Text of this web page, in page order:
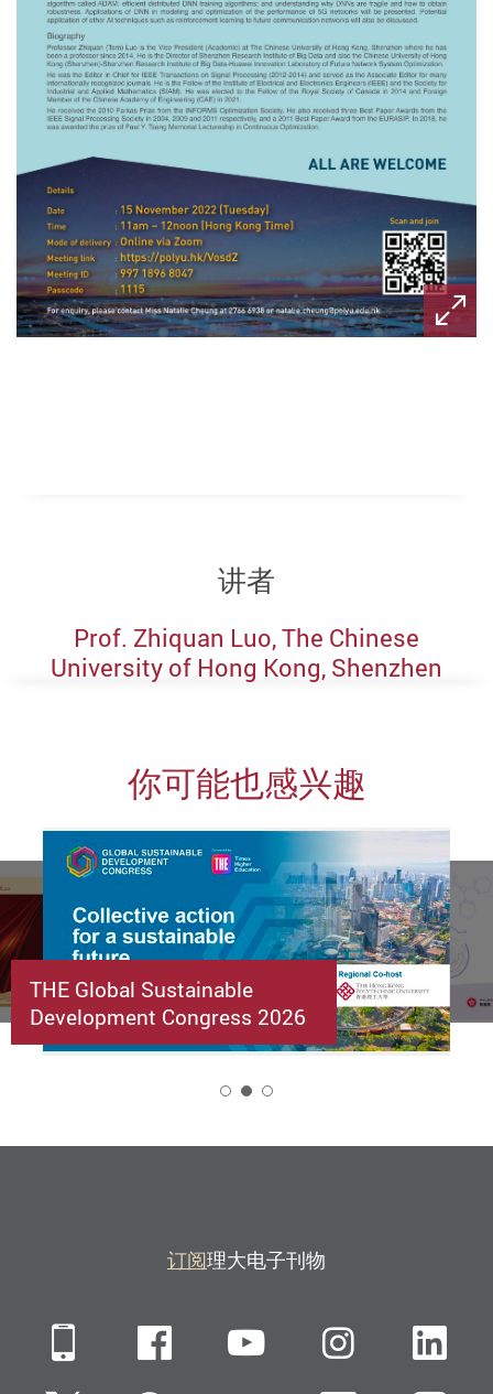
讲者
Prof. Zhiquan Luo, The Chinese
University of Hong Kong, Shenzhen
你可能也感兴趣
THE Global Sustainable
Development Congress 2026
订阅理大电子刊物
Mobile FacebookYouTube